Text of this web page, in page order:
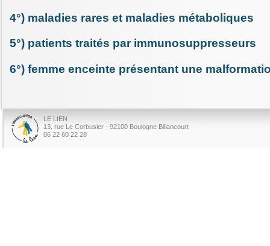
4°) maladies rares et maladies métaboliques
5°) patients traités par immunosuppresseurs
6°) femme enceinte présentant une
LE LIEN
13, rue Le Corbusier - 92100 Boulogne Billancourt
06 22 60 22 28